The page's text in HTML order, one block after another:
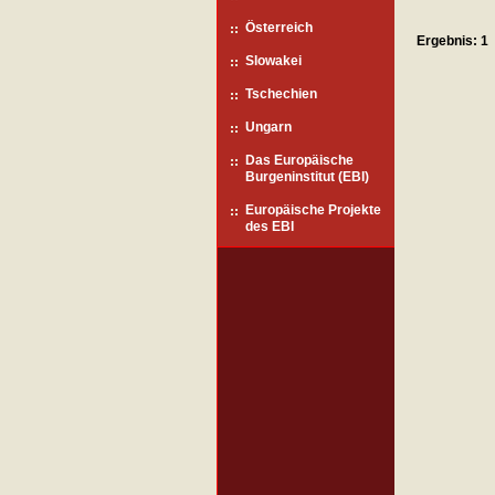
Österreich
Slowakei
Tschechien
Ungarn
Das Europäische
Burgeninstitut (EBI)
Europäische Projekte
des EBI
Ergebnis: 1